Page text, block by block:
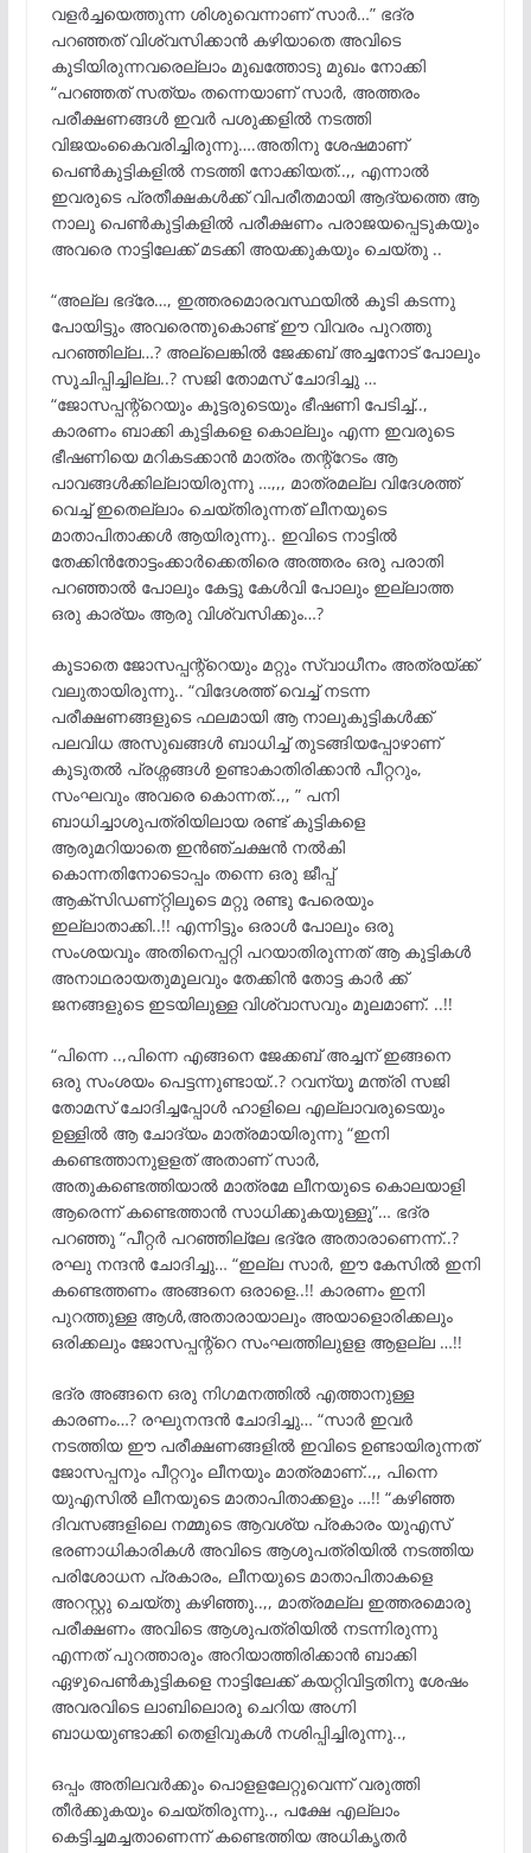
വളർച്ചയെത്തുന്ന ശിശുവെന്നാണ് സാർ…” ഭദ്ര
പറഞ്ഞത് വിശ്വസിക്കാൻ കഴിയാതെ അവിടെ
കൂടിയിരുന്നവരെല്ലാം മുഖത്തോടു മുഖം നോക്കി
“പറഞ്ഞത് സത്യം തന്നെയാണ് സാർ, അത്തരം
പരീക്ഷണങ്ങൾ ഇവർ പശുക്കളിൽ നടത്തി
വിജയംകൈവരിച്ചിരുന്നു….അതിനു ശേഷമാണ്
പെൺകുട്ടികളിൽ നടത്തി നോക്കിയത്..,, എന്നാൽ
ഇവരുടെ പ്രതീക്ഷകൾക്ക് വിപരീതമായി ആദ്യത്തെ ആ
നാലു പെൺകുട്ടികളിൽ പരീക്ഷണം പരാജയപ്പെടുകയും
അവരെ നാട്ടിലേക്ക് മടക്കി അയക്കുകയും ചെയ്തു ..
“അല്ല ഭദ്രേ…, ഇത്തരമൊരവസ്ഥയിൽ കൂടി കടന്നു
പോയിട്ടും അവരെന്തുകൊണ്ട് ഈ വിവരം പുറത്തു
പറഞ്ഞില്ല…? അല്ലെങ്കിൽ ജേക്കബ് അച്ചനോട് പോലും
സൂചിപ്പിച്ചില്ല..? സജി തോമസ് ചോദിച്ചു …
“ജോസപ്പന്റ്റെയും കൂട്ടരുടെയും ഭീഷണി പേടിച്ച്..,
കാരണം ബാക്കി കുട്ടികളെ കൊല്ലും എന്ന ഇവരുടെ
ഭീഷണിയെ മറികടക്കാൻ മാത്രം തന്റ്റേടം ആ
പാവങ്ങൾക്കില്ലായിരുന്നു …,,, മാത്രമല്ല വിദേശത്ത്
വെച്ച് ഇതെല്ലാം ചെയ്തിരുന്നത് ലീനയുടെ
മാതാപിതാക്കൾ ആയിരുന്നു.. ഇവിടെ നാട്ടിൽ
തേക്കിൻതോട്ടംക്കാർക്കെതിരെ അത്തരം ഒരു പരാതി
പറഞ്ഞാൽ പോലും കേട്ടു കേൾവി പോലും ഇല്ലാത്ത
ഒരു കാര്യം ആരു വിശ്വസിക്കും…?
കൂടാതെ ജോസപ്പന്റ്റെയും മറ്റും സ്വാധീനം അത്രയ്ക്ക്
വലുതായിരുന്നു.. “വിദേശത്ത് വെച്ച് നടന്ന
പരീക്ഷണങ്ങളുടെ ഫലമായി ആ നാലുകുട്ടികൾക്ക്
പലവിധ അസുഖങ്ങൾ ബാധിച്ച് തുടങ്ങിയപ്പോഴാണ്
കൂടുതൽ പ്രശ്നങ്ങൾ ഉണ്ടാകാതിരിക്കാൻ പീറ്ററും,
സംഘവും അവരെ കൊന്നത്..,, ” പനി
ബാധിച്ചാശുപത്രിയിലായ രണ്ട് കുട്ടികളെ
ആരുമറിയാതെ ഇൻഞ്ചക്ഷൻ നൽകി
കൊന്നതിനോടൊപ്പം തന്നെ ഒരു ജീപ്പ്
ആക്സിഡണ്റ്റിലൂടെ മറ്റു രണ്ടു പേരെയും
ഇല്ലാതാക്കി..!! എന്നിട്ടും ഒരാൾ പോലും ഒരു
സംശയവും അതിനെപ്പറ്റി പറയാതിരുന്നത് ആ കുട്ടികൾ
അനാഥരായതുമൂലവും തേക്കിൻ തോട്ട കാർ ക്ക്
ജനങ്ങളുടെ ഇടയിലുള്ള വിശ്വാസവും മൂലമാണ്. ..!!
“പിന്നെ ..,പിന്നെ എങ്ങനെ ജേക്കബ് അച്ചന് ഇങ്ങനെ
ഒരു സംശയം പെട്ടന്നുണ്ടായ്..? റവന്യൂ മന്ത്രി സജി
തോമസ് ചോദിച്ചപ്പോൾ ഹാളിലെ എല്ലാവരുടെയും
ഉള്ളിൽ ആ ചോദ്യം മാത്രമായിരുന്നു “ഇനി
കണ്ടെത്താനുളളത് അതാണ് സാർ,
അതുകണ്ടെത്തിയാൽ മാത്രമേ ലീനയുടെ കൊലയാളി
ആരെന്ന് കണ്ടെത്താൻ സാധിക്കുകയുള്ളൂ”… ഭദ്ര
പറഞ്ഞു “പീറ്റർ പറഞ്ഞില്ലേ ഭദ്രേ അതാരാണെന്ന്..?
രഘു നന്ദൻ ചോദിച്ചു… “ഇല്ല സാർ, ഈ കേസിൽ ഇനി
കണ്ടെത്തണം അങ്ങനെ ഒരാളെ..!! കാരണം ഇനി
പുറത്തുള്ള ആൾ,അതാരായാലും അയാളൊരിക്കലും
ഒരിക്കലും ജോസപ്പന്റ്റെ സംഘത്തിലുളള ആളല്ല …!!
ഭദ്ര അങ്ങനെ ഒരു നിഗമനത്തിൽ എത്താനുള്ള
കാരണം…? രഘുനന്ദൻ ചോദിച്ചു… “സാർ ഇവർ
നടത്തിയ ഈ പരീക്ഷണങ്ങളിൽ ഇവിടെ ഉണ്ടായിരുന്നത്
ജോസപ്പനും പീറ്ററും ലീനയും മാത്രമാണ്..,, പിന്നെ
യുഎസിൽ ലീനയുടെ മാതാപിതാക്കളും …!! “കഴിഞ്ഞ
ദിവസങ്ങളിലെ നമ്മുടെ ആവശ്യ പ്രകാരം യുഎസ്
ഭരണാധികാരികൾ അവിടെ ആശുപത്രിയിൽ നടത്തിയ
പരിശോധന പ്രകാരം, ലീനയുടെ മാതാപിതാകളെ
അറസ്റ്റു ചെയ്തു കഴിഞ്ഞു..,, മാത്രമല്ല ഇത്തരമൊരു
പരീക്ഷണം അവിടെ ആശുപത്രിയിൽ നടന്നിരുന്നു
എന്നത് പുറത്താരും അറിയാത്തിരിക്കാൻ ബാക്കി
ഏഴുപെൺകുട്ടികളെ നാട്ടിലേക്ക് കയറ്റിവിട്ടതിനു ശേഷം
അവരവിടെ ലാബിലൊരു ചെറിയ അഗ്നി
ബാധയുണ്ടാക്കി തെളിവുകൾ നശിപ്പിച്ചിരുന്നു..,
ഒപ്പം അതിലവർക്കും പൊളളലേറ്റുവെന്ന് വരുത്തി
തീർക്കുകയും ചെയ്തിരുന്നു.., പക്ഷേ എല്ലാം
കെട്ടിച്ചമച്ചതാണെന്ന് കണ്ടെത്തിയ അധികൃതർ